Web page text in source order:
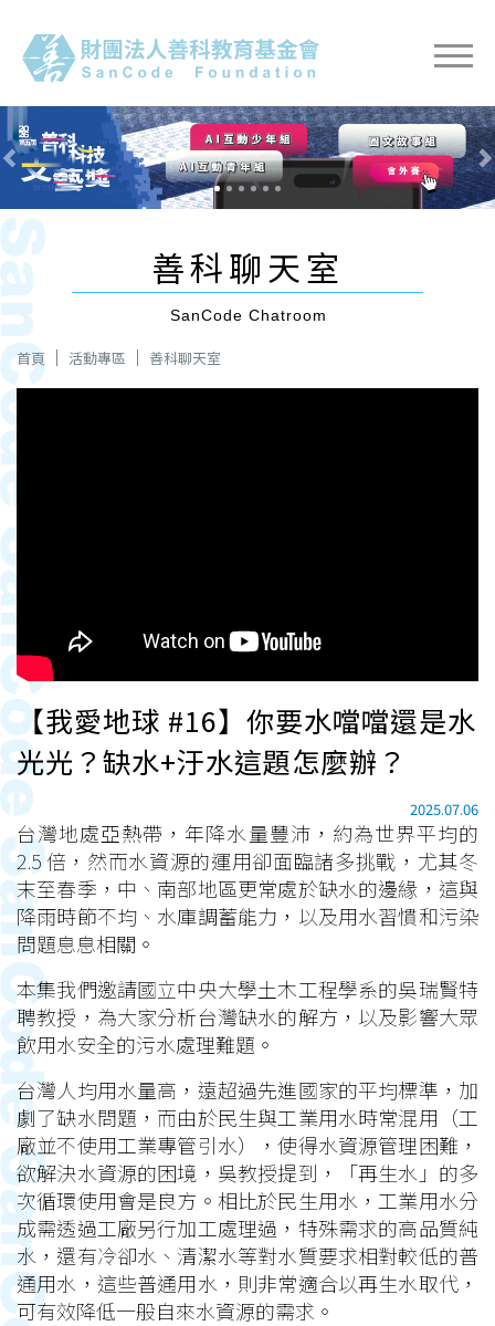
Previous Next
善科聊天室
SanCode Chatroom
首頁 活動專區 善科聊天室
【我愛地球 #16】你要水噹噹還是水
光光？缺水+汙水這題怎麼辦？
2025.07.06
台灣地處亞熱帶，年降水量豐沛，約為世界平均的
2.5 倍，然而水資源的運用卻面臨諸多挑戰，尤其冬
末至春季，中、南部地區更常處於缺水的邊緣，這與
降雨時節不均、水庫調蓄能力，以及用水習慣和污染
問題息息相關。
本集我們邀請國立中央大學土木工程學系的吳瑞賢特
聘教授，為大家分析台灣缺水的解方，以及影響大眾
飲用水安全的污水處理難題。
台灣人均用水量高，遠超過先進國家的平均標準，加
劇了缺水問題，而由於民生與工業用水時常混用（工
廠並不使用工業專管引水），使得水資源管理困難，
欲解決水資源的困境，吳教授提到，「再生水」的多
次循環使用會是良方。相比於民生用水，工業用水分
成需透過工廠另行加工處理過，特殊需求的高品質純
水，還有冷卻水、清潔水等對水質要求相對較低的普
通用水，這些普通用水，則非常適合以再生水取代，
可有效降低一般自來水資源的需求。